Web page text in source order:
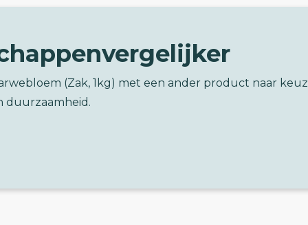
(Zak, 1kg) met een ander product naar
duurzaamheid.